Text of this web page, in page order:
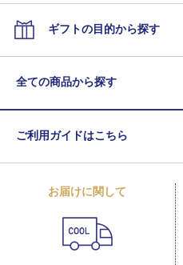
ギフトの目的から探す
全ての商品から探す
ご利用ガイドはこちら
お届けに関して